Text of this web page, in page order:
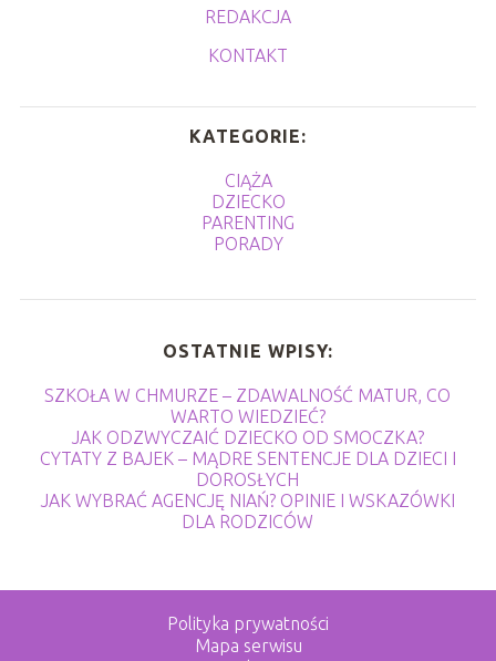
REDAKCJA
KONTAKT
KATEGORIE:
CIĄŻA
DZIECKO
PARENTING
PORADY
OSTATNIE WPISY:
SZKOŁA W CHMURZE – ZDAWALNOŚĆ MATUR, CO
WARTO WIEDZIEĆ?
JAK ODZWYCZAIĆ DZIECKO OD SMOCZKA?
CYTATY Z BAJEK – MĄDRE SENTENCJE DLA DZIECI I
DOROSŁYCH
JAK WYBRAĆ AGENCJĘ NIAŃ? OPINIE I WSKAZÓWKI
DLA RODZICÓW
Polityka prywatności
Mapa serwisu